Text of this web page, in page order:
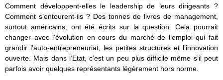
Comment développent-elles le leadership de leurs dirigeants ?
Comment s’entourent-ils ? Des tonnes de livres de management,
surtout américains, ont été écrits sur la question. Cela pourrait
changer avec l’évolution en cours du marché de l’emploi qui fait
grandir l’auto-entrepreneuriat, les petites structures et l’innovation
ouverte. Mais dans l’Etat, c’est un peu plus difficile même s’il peut
parfois avoir quelques représentants légèrement hors norme.